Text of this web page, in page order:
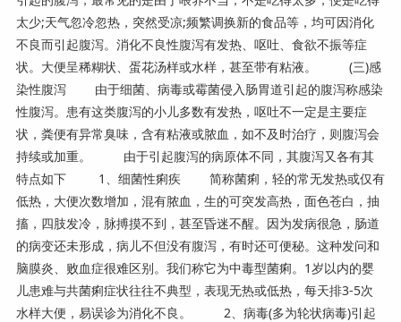
太少;天气忽冷忽热，突然受凉;频繁调换新的食品等，均可因消化
不良而引起腹泻。消化不良性腹泻有发热、呕吐、食欲不振等症
状。大便呈稀糊状、蛋花汤样或水样，甚至带有粘液。 (三)感
染性腹泻 由于细菌、病毒或霉菌侵入肠胃道引起的腹泻称感染
性腹泻。患有这类腹泻的小儿多数有发热，呕吐不一定是主要症
状，粪便有异常臭味，含有粘液或脓血，如不及时治疗，则腹泻会
持续或加重。 由于引起腹泻的病原体不同，其腹泻又各有其
特点如下 1、细菌性痢疾 简称菌痢，轻的常无发热或仅有
低热，大便次数增加，混有脓血，生的可突发高热，面色苍白，抽
搐，四肢发冷，脉搏摸不到，甚至昏迷不醒。因为发病很急，肠道
的病变还未形成，病儿不但没有腹泻，有时还可便秘。这种发问和
脑膜炎、败血症很难区别。我们称它为中毒型菌痢。1岁以内的婴
儿患难与共菌痢症状往往不典型，表现无热或低热，每天排3-5次
水样大便，易误诊为消化不良。 2、病毒(多为轮状病毒)引起